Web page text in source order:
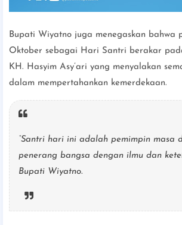
Bupati Wiyatno juga menegaskan bahwa
Oktober sebagai Hari Santri berakar
KH. Hasyim Asy’ari yang menyalakan
dalam mempertahankan kemerdekaan.
“Santri hari ini adalah pemimpin masa
penerang bangsa dengan ilmu dan
Bupati Wiyatno.